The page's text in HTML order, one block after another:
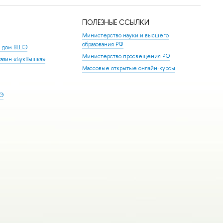
дом ВШЭ
«БукВышка»
ПОЛЕЗНЫЕ ССЫЛКИ
Министерство науки и высшего
образования РФ
Министерство просвещения РФ
Массовые открытые онлайн-курсы